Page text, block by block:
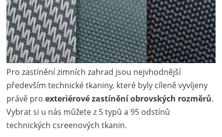
Pro zastínění zimních zahrad jsou nejvhodnější
především technické tkaniny, které byly cíleně vyvíjeny
právě proexteriérové zastínění obrovských rozměrů.
Vybrat si u nás můžete z 5 typů a 95 odstínů
technických csreenových tkanin.